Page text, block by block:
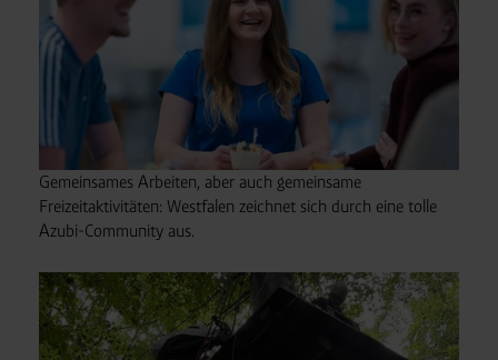
Gemeinsames Arbeiten, aber auch gemeinsame
Freizeitaktivitäten: Westfalen zeichnet sich durch eine tolle
Azubi-Community aus.